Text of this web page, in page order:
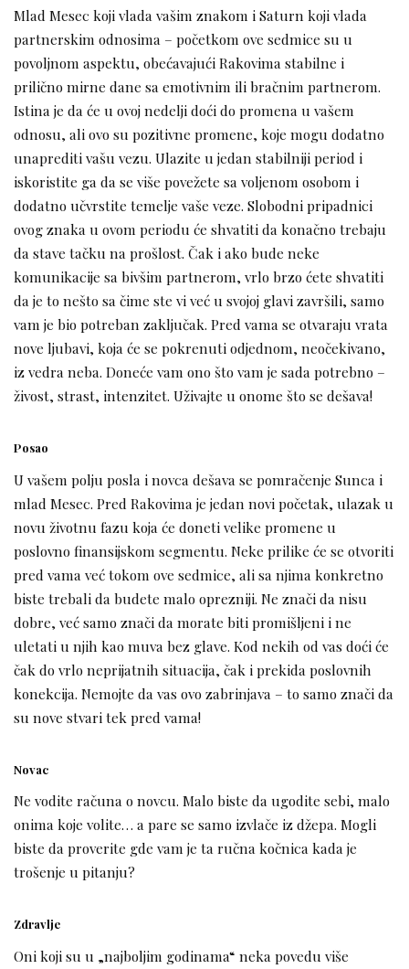
Mlad Mesec koji vlada vašim znakom i Saturn koji vlada
partnerskim odnosima – početkom ove sedmice su u
povoljnom aspektu, obećavajući Rakovima stabilne i
prilično mirne dane sa emotivnim ili bračnim partnerom.
Istina je da će u ovoj nedelji doći do promena u vašem
odnosu, ali ovo su pozitivne promene, koje mogu dodatno
unaprediti vašu vezu. Ulazite u jedan stabilniji period i
iskoristite ga da se više povežete sa voljenom osobom i
dodatno učvrstite temelje vaše veze. Slobodni pripadnici
ovog znaka u ovom periodu će shvatiti da konačno trebaju
da stave tačku na prošlost. Čak i ako bude neke
komunikacije sa bivšim partnerom, vrlo brzo ćete shvatiti
da je to nešto sa čime ste vi već u svojoj glavi završili, samo
vam je bio potreban zaključak. Pred vama se otvaraju vrata
nove ljubavi, koja će se pokrenuti odjednom, neočekivano,
iz vedra neba. Doneće vam ono što vam je sada potrebno –
živost, strast, intenzitet. Uživajte u onome što se dešava!
Posao
U vašem polju posla i novca dešava se pomračenje Sunca i
mlad Mesec. Pred Rakovima je jedan novi početak, ulazak u
novu životnu fazu koja će doneti velike promene u
poslovno finansijskom segmentu. Neke prilike će se otvoriti
pred vama već tokom ove sedmice, ali sa njima konkretno
biste trebali da budete malo oprezniji. Ne znači da nisu
dobre, već samo znači da morate biti promišljeni i ne
uletati u njih kao muva bez glave. Kod nekih od vas doći će
čak do vrlo neprijatnih situacija, čak i prekida poslovnih
konekcija. Nemojte da vas ovo zabrinjava – to samo znači da
su nove stvari tek pred vama!
Novac
Ne vodite računa o novcu. Malo biste da ugodite sebi, malo
onima koje volite… a pare se samo izvlače iz džepa. Mogli
biste da proverite gde vam je ta ručna kočnica kada je
trošenje u pitanju?
Zdravlje
Oni koji su u „najboljim godinama“ neka povedu više